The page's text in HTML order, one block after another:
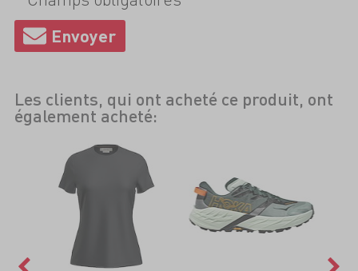
Les clients, qui ont acheté ce produit, ont
également acheté: